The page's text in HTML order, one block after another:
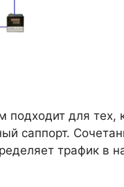
для тех,
саппорт.
трафик в